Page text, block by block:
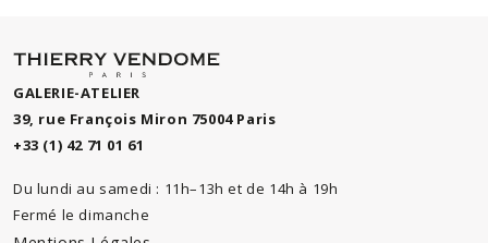
GALERIE-ATELIER
39, rue François Miron 75004 Paris
+33 (1) 42 71 01 61
Du lundi au samedi : 11h–13h et de 14h à 19h
Fermé le dimanche